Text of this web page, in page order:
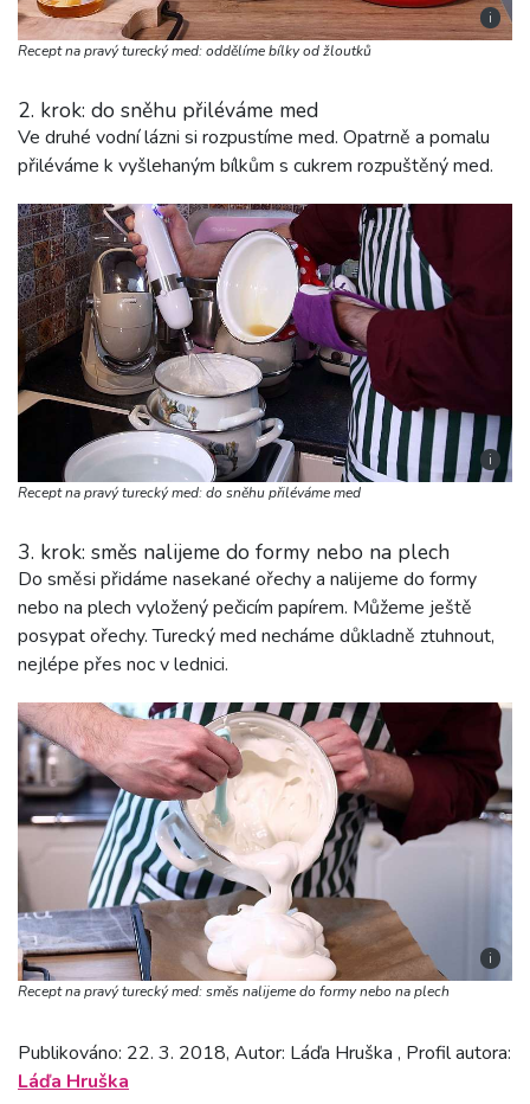
i
Recept na pravý turecký med: oddělíme bílky od žloutků
2. krok: do sněhu přiléváme med
Ve druhé vodní lázni si rozpustíme med. Opatrně a pomalu
přiléváme k vyšlehaným bílkům s cukrem rozpuštěný med.
i
Recept na pravý turecký med: do sněhu přiléváme med
3. krok: směs nalijeme do formy nebo na plech
Do směsi přidáme nasekané ořechy a nalijeme do formy
nebo na plech vyložený pečicím papírem. Můžeme ještě
posypat ořechy. Turecký med necháme důkladně ztuhnout,
nejlépe přes noc v lednici.
i
Recept na pravý turecký med: směs nalijeme do formy nebo na plech
Publikováno: 22. 3. 2018, Autor: Láďa Hruška , Profil autora:
Láďa Hruška